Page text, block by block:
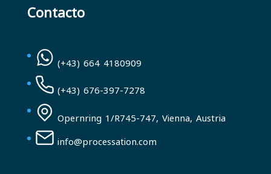
Contacto
(+43) 664 4180909
(+43) 676-397-7278
Opernring 1/R745-747, Vienna, Austria
info@processation.com